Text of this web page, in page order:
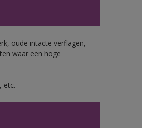
oude intacte verflagen,
waar een hoge
etc.